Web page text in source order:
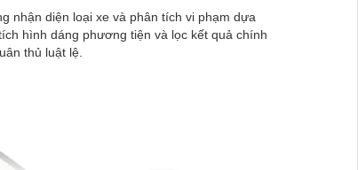
nhận diện loại xe và phân tích vi phạm dựa
hình dáng phương tiện và lọc kết quả chính
thủ luật lệ.